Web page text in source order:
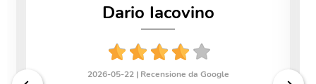
Dario Iacovino
2026-05-22 | Recensione da Google